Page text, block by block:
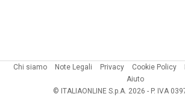
Chi siamo Note Legali Privacy Cookie Policy
Aiuto
© ITALIAONLINE S.p.A. 2026 - P. IVA